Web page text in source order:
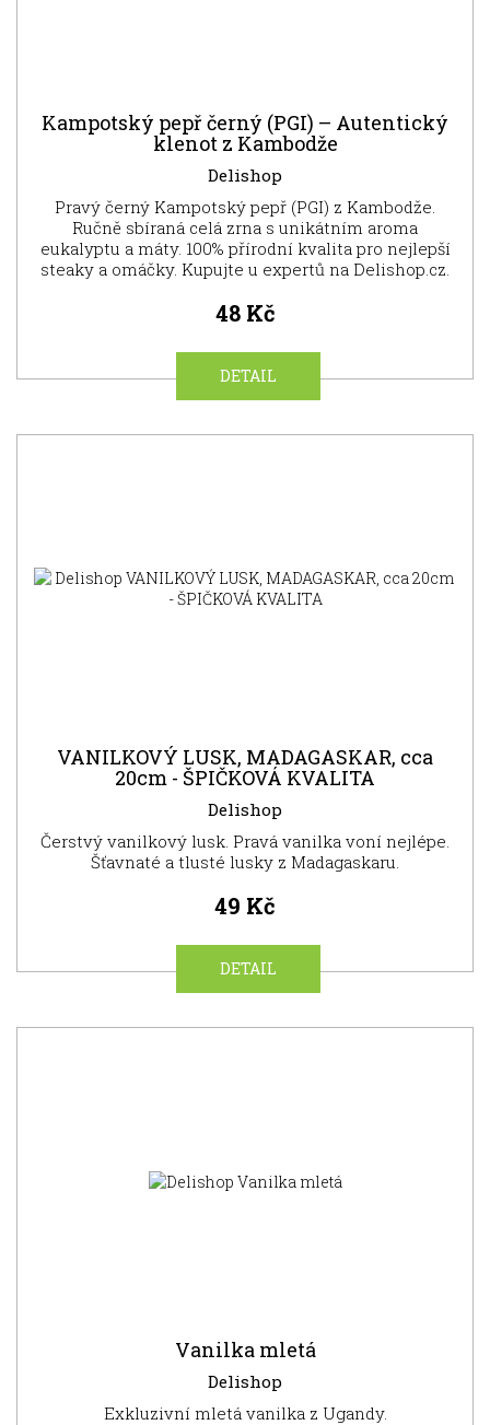
Kampotský pepř černý (PGI) – Autentický
klenot z Kambodže
Delishop
Pravý černý Kampotský pepř (PGI) z Kambodže.
Ručně sbíraná celá zrna s unikátním aroma
eukalyptu a máty. 100% přírodní kvalita pro nejlepší
steaky a omáčky. Kupujte u expertů na Delishop.cz.
48 Kč
DETAIL
VANILKOVÝ LUSK, MADAGASKAR, cca
20cm - ŠPIČKOVÁ KVALITA
Delishop
Čerstvý vanilkový lusk. Pravá vanilka voní nejlépe.
Šťavnaté a tlusté lusky z Madagaskaru.
49 Kč
DETAIL
Vanilka mletá
Delishop
Exkluzivní mletá vanilka z Ugandy.